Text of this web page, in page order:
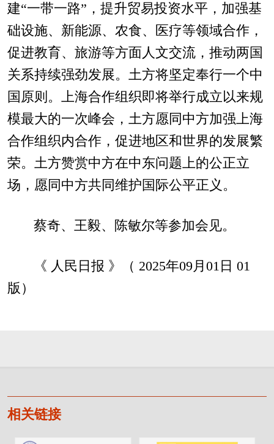
建“一带一路”，提升贸易投资水平，加强基
础设施、新能源、农食、医疗等领域合作，
促进教育、旅游等方面人文交流，推动两国
关系持续强劲发展。土方将坚定奉行一个中
国原则。上海合作组织即将举行成立以来规
模最大的一次峰会，土方愿同中方加强上海
合作组织内合作，促进地区和世界的发展繁
荣。土方赞赏中方在中东问题上的公正立
场，愿同中方共同维护国际公平正义。
蔡奇、王毅、陈敏尔等参加会见。
《 人民日报 》（ 2025年09月01日 01
版）
相关链接